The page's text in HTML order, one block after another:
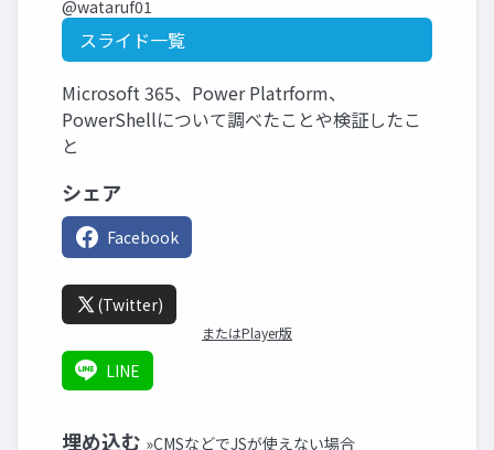
@wataruf01
スライド一覧
Microsoft 365、Power Platrform、
PowerShellについて調べたことや検証したこ
と
シェア
Facebook
(Twitter)
またはPlayer版
LINE
埋め込む »CMSなどでJSが使えない場合